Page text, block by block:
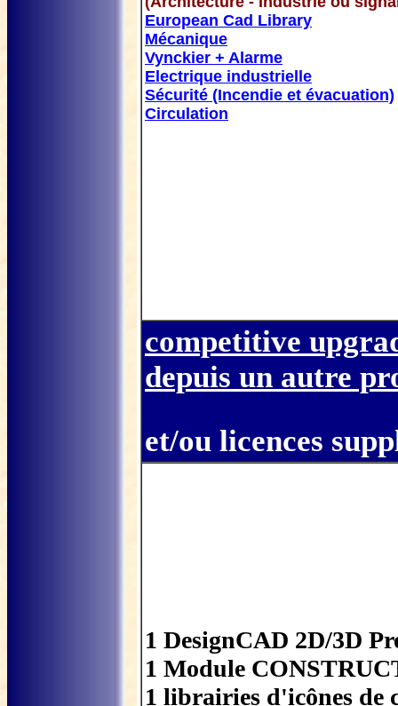
European Cad Library
Mécanique
Vynckier + Alarme
Electrique industrielle
Sécurité (Incendie et évacuation)
Circulation
competitive
depuis un autre
et/ou licences
1 DesignCAD 2D/3D
1 Module
1 librairies d'icônes de